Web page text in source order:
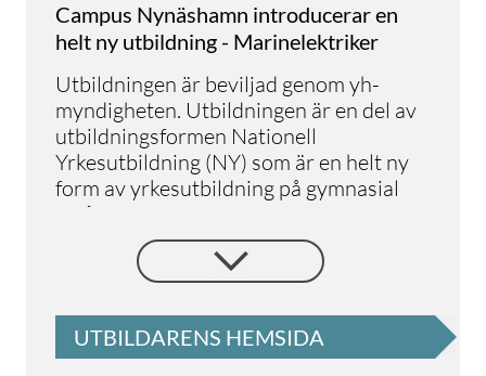
Campus Nynäshamn introducerar en
helt ny utbildning - Marinelektriker
Utbildningen är beviljad genom yh-
myndigheten. Utbildningen är en del av
utbildningsformen Nationell
Yrkesutbildning (NY) som är en helt ny
form av yrkesutbildning på gymnasial
nivå för vuxna.
Som marinelektriker arbetar du med
felsökning, service av el, styr och regler-
utrustning, generatorer och motorer. Du
arbetar även med installation av
navigationsutrustning. Du behöver vara
UTBILDARENS HEMSIDA